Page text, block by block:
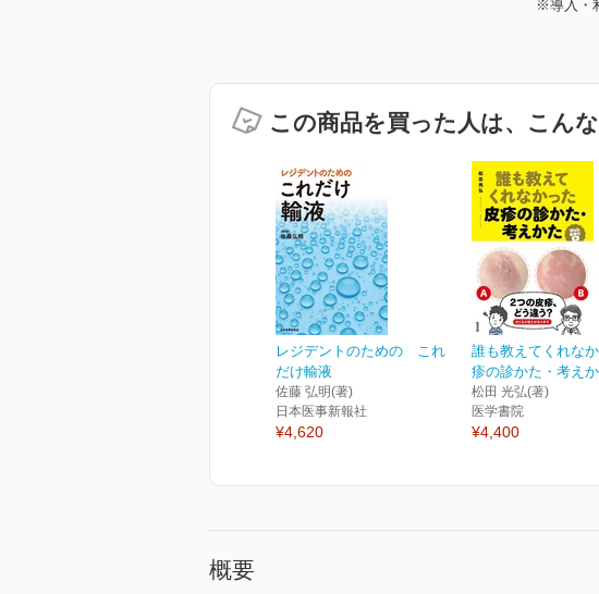
※導入・
この商品を買った人は、こん
レジデントのための これ
だけ輸液
佐藤 弘明(著)
日本医事新報社
¥4,620
誰も教えてくれな
疹の診かた・考え
松田 光弘(著)
医学書院
¥4,400
概要